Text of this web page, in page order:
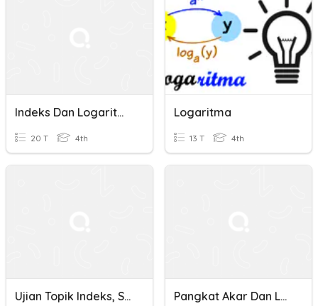
Indeks Dan Logaritma
20 T 4th
Logaritma
13 T 4th
Ujian Topik Indeks, Surd Dan Logaritma Pangkat Akar Dan Logaritma Kelas X